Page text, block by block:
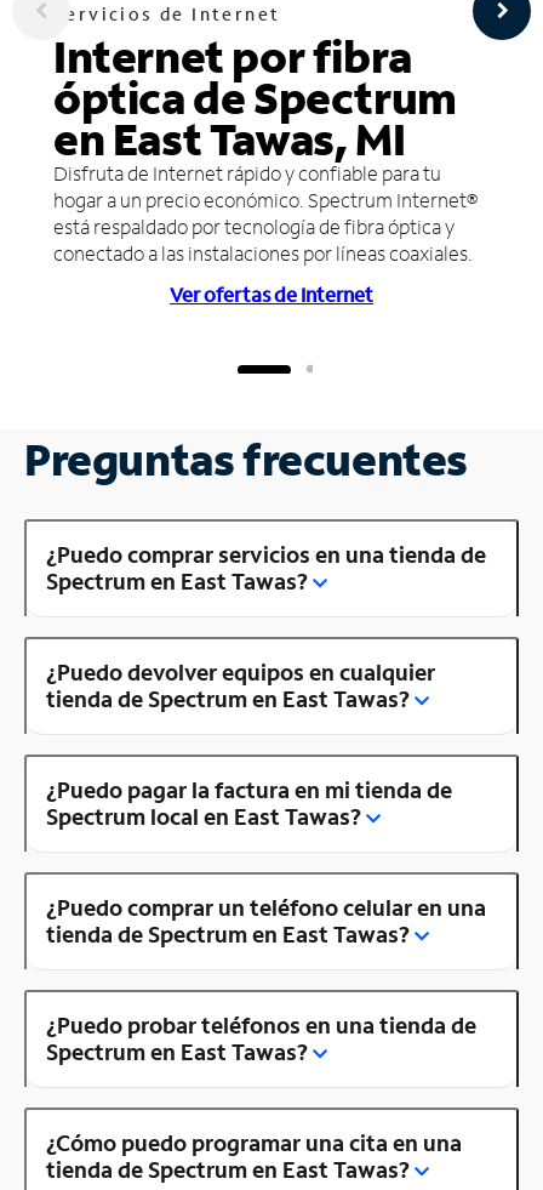
Servicios de Internet
Internet por fibra
óptica de Spectrum
en East Tawas, MI
Disfruta de Internet rápido y confiable para tu
hogar a un precio económico. Spectrum Internet®
está respaldado por tecnología de fibra óptica y
conectado a las instalaciones por líneas coaxiales.
Ver ofertas de Internet
Preguntas frecuentes
¿Puedo comprar servicios en una tienda de
Spectrum en East Tawas?
¿Puedo devolver equipos en cualquier
tienda de Spectrum en East Tawas?
¿Puedo pagar la factura en mi tienda de
Spectrum local en East Tawas?
¿Puedo comprar un teléfono celular en una
tienda de Spectrum en East Tawas?
¿Puedo probar teléfonos en una tienda de
Spectrum en East Tawas?
¿Cómo puedo programar una cita en una
tienda de Spectrum en East Tawas?